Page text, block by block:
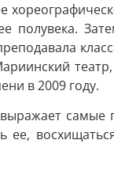
полувека.
в 2009 году.
ее,